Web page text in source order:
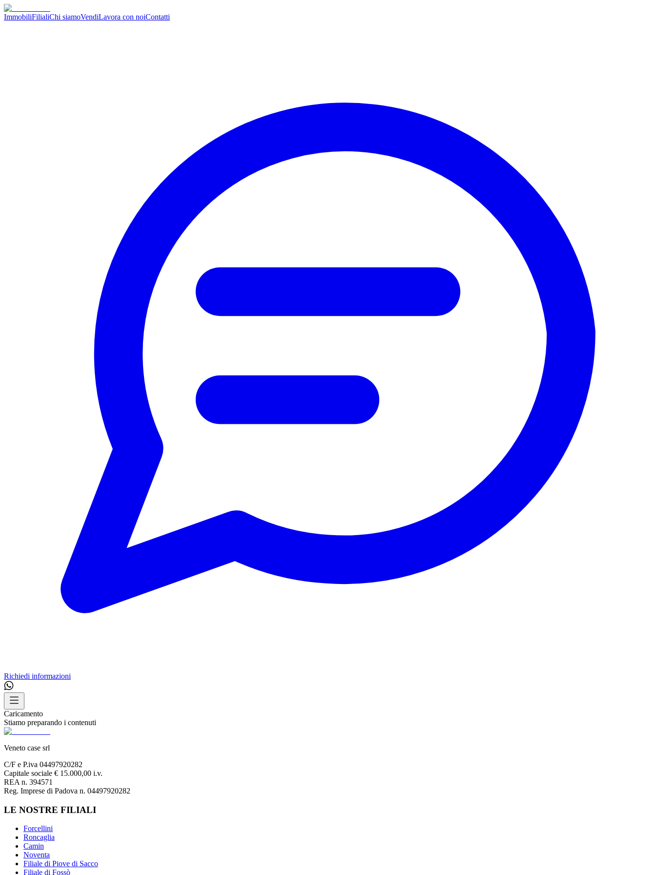
ImmobiliFilialiChi siamoVendiLavora con noiContatti
Richiedi informazioni
Caricamento
Stiamo preparando i contenuti
Veneto case srl
C/F e P.iva 04497920282
Capitale sociale € 15.000,00 i.v.
REA n. 394571
Reg. Imprese di Padova n. 04497920282
LE NOSTRE FILIALI
Forcellini
Roncaglia
Camin
Noventa
Filiale di Piove di Sacco
Filiale di Fossò